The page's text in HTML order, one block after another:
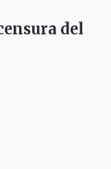
del